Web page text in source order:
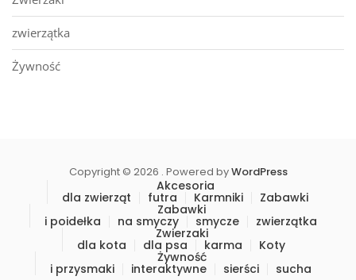
zwierzątka
Żywność
Copyright © 2026 . Powered byWordPress
Akcesoria
dla zwierząt futra Karmniki Zabawki
Zabawki
i poidełka na smyczy smycze zwierzątka
Zwierzaki
dla kota dla psa karma Koty
Żywność
i przysmaki interaktywne sierści sucha